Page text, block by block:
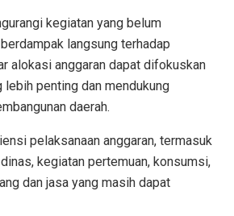
kegiatan yang belum
langsung terhadap
alokasi anggaran dapat difokuskan
lebih penting dan mendukung
daerah.
pelaksanaan anggaran, termasuk
kegiatan pertemuan, konsumsi,
dan jasa yang masih dapat